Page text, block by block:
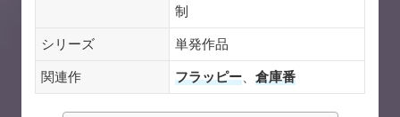
制
シリーズ
単発作品
関連作
フラッピー、 倉庫番